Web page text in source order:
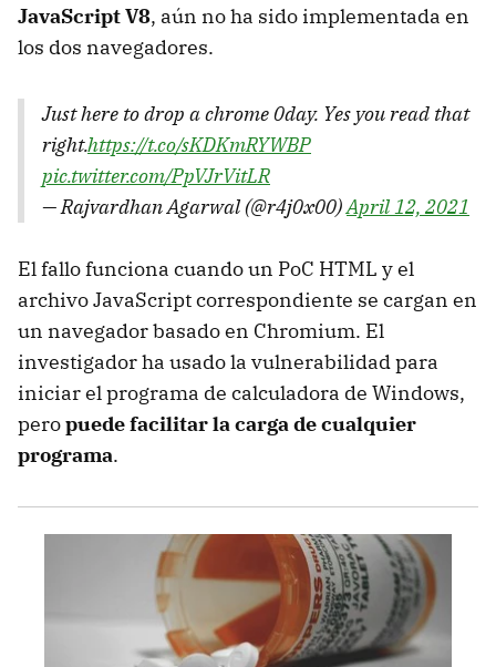
JavaScript V8, aún no ha sido implementada en
los dos navegadores.
Just here to drop a chrome 0day. Yes you read that
right.https://t.co/sKDKmRYWBP
pic.twitter.com/PpVJrVitLR
— Rajvardhan Agarwal (@r4j0x00)April 12, 2021
El fallo funciona cuando un PoC HTML y el
archivo JavaScript correspondiente se cargan en
un navegador basado en Chromium. El
investigador ha usado la vulnerabilidad para
iniciar el programa de calculadora de Windows,
peropuede facilitar la carga de cualquier
programa.